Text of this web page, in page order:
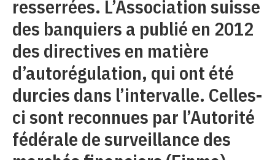
resserrées. L’Association suisse
des banquiers a publié en 2012
des directives en matière
d’autorégulation, qui ont été
durcies dans l’intervalle. Celles-
ci sont reconnues par l’Autorité
fédérale de surveillance des